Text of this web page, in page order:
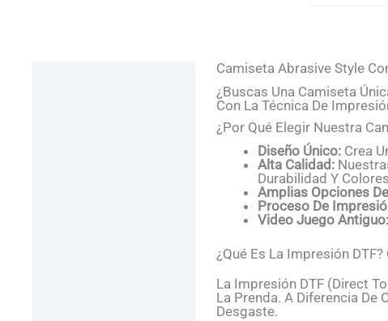
Camiseta Abrasive Style
¿Buscas Una Camiseta
Con La Técnica De
¿Por Qué Elegir Nuestra
Diseño Único:Crea
Alta Calidad:
Durabilidad Y
Amplias Opciones
Proceso De
Video Juego Antiguo:
¿Qué Es La Impresión
La Impresión DTF (Direct
La Prenda. A Diferencia De
Desgaste.